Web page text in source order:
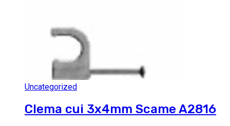
Uncategorized
Clema cui 3x4mm Scame A2816